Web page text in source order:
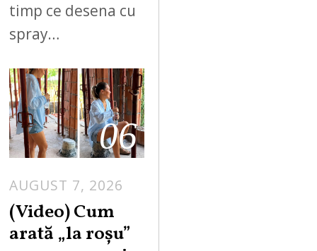
timp ce desena cu
spray…
06
AUGUST 7, 2026
(Video) Cum
arată „la roşu”